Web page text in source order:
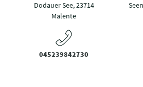
Dodauer See, 23714
Malente
045239842730